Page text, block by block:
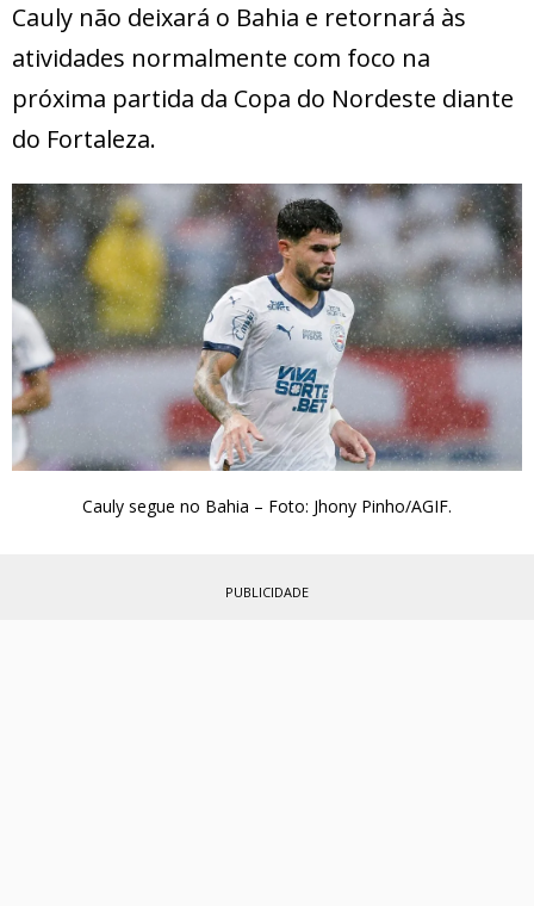
Cauly não deixará o Bahia e retornará às
atividades normalmente com foco na
próxima partida da Copa do Nordeste diante
do Fortaleza.
Cauly segue no Bahia – Foto: Jhony Pinho/AGIF.
PUBLICIDADE